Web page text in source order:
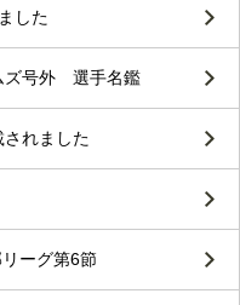
した
ズ号外 選手名鑑
れました
ーグ第6節